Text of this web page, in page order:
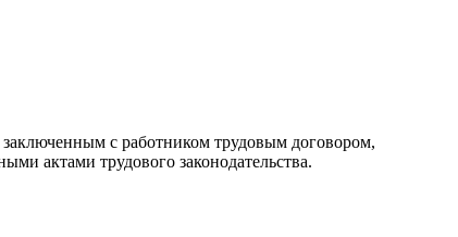
с работником трудовым договором,
актами трудового законодательства.